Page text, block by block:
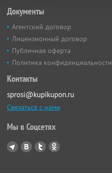
Документы
Агентский договор
Лицензионный договор
Публичная оферта
Политика конфиденциальности
Контакты
sprosi@kupikupon.ru
Связаться с нами
Мы в Соцсетях